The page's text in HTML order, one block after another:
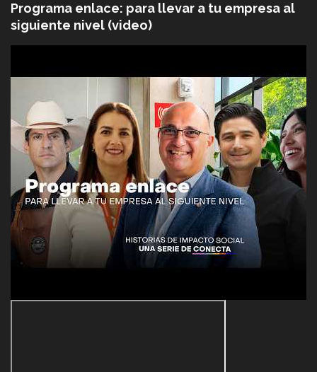
Programa enlace: para llevar a tu empresa al
siguiente nivel (video)